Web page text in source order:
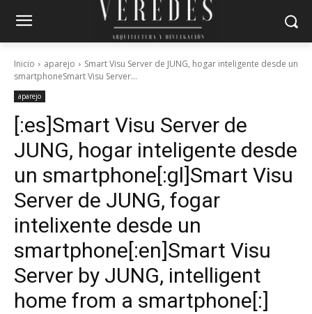
Inicio aparejo
Smart Visu Server de JUNG, hogar inteligente desde un
smartphoneSmart Visu Server...
aparejo
[:es]Smart Visu Server de
JUNG, hogar inteligente desde
un smartphone[:gl]Smart Visu
Server de JUNG, fogar
intelixente desde un
smartphone[:en]Smart Visu
Server by JUNG, intelligent
home from a smartphone[:]